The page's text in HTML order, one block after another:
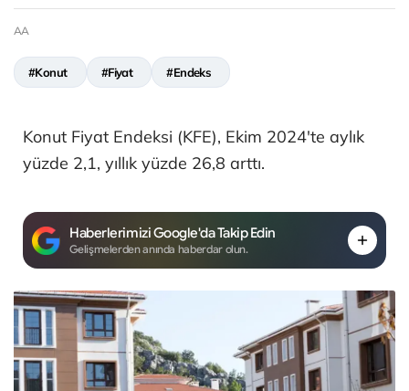
AA
#Konut #Fiyat #Endeks
Konut Fiyat Endeksi (KFE), Ekim 2024'te aylık
yüzde 2,1, yıllık yüzde 26,8 arttı.
Haberlerimizi Google'da Takip Edin
Gelişmelerden anında haberdar olun.